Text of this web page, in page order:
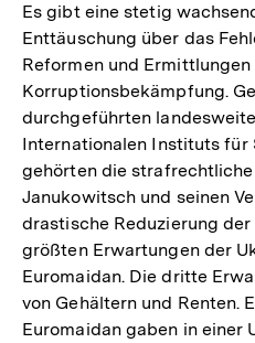
Es gibt eine stetig
Enttäuschung über das
Reformen und
Korruptionsbekämpfung.
durchgeführten
Internationalen Instituts für
gehörten die
Janukowitsch und seinen
drastische Reduzierung
größten Erwartungen der
Euromaidan. Die dritte
von Gehältern und Renten.
Euromaidan gaben in einer